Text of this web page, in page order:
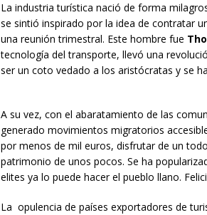
La industria turística nació de forma
se sintió inspirado por la idea de contratar
una reunión trimestral. Este hombre fue
tecnología del transporte, llevó una
ser un coto vedado a los aristócratas y se
A su vez, con el abaratamiento de las
generado movimientos migratorios
por menos de mil euros, disfrutar de un
patrimonio de unos pocos. Se ha
elites ya lo puede hacer el pueblo llano.
La opulencia de países exportadores de